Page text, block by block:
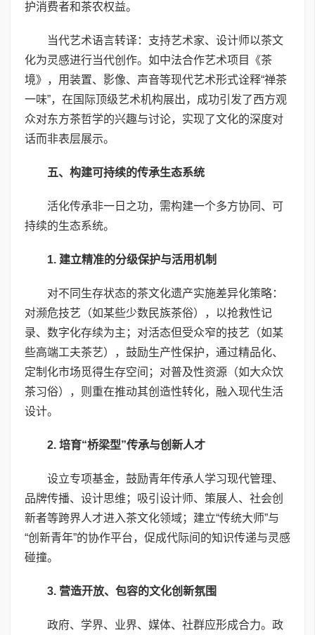
护消费者和茶农权益。
当代艺术语言转译：支持艺术家、设计师以茶文
化为灵感进行当代创作。如中法合作艺术项目《茶
境》，用装置、影像、声音等现代艺术形式诠释“禅茶
一味”，在国际顶级艺术机构展出，成功引发了西方观
众对东方茶哲学的兴趣与讨论，实现了文化的深度对
话而非表层展示。
五、构建可持续的传承生态系统
活化传承非一日之功，需构建一个多方协同、可
持续的生态系统。
1. 建立精准的分级保护与活用机制
对不同生存状态的茶文化遗产实施差异化策略：
对濒危技艺（如某些少数民族茶俗），以抢救性记
录、数字化存续为主；对活态但受众窄的技艺（如某
些高端工夫茶艺），鼓励生产性保护，通过精品化、
定制化市场觅得生存空间；对普及性资源（如大众饮
茶习俗），则重在推动其创造性转化，融入现代生活
设计。
2. 培育“桥梁型”传承与创新人才
设立专项基金，鼓励青年传承人学习现代管理、
品牌传播、设计思维；吸引设计师、策展人、社会创
新者等跨界人才进入茶文化领域；建立“传统大师”与
“创新青年”的协作平台，促成代际间的知识传递与灵感
碰撞。
3. 营造开放、包容的文化创新氛围
政府、学界、业界、媒体、社群应形成合力。政